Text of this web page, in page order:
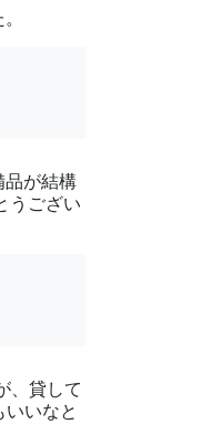
品が結構
うござい
、貸して
いなと